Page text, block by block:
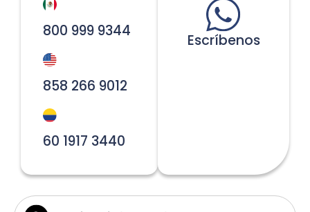
800 999 9344
858 266 9012
60 1917 3440
Escríbenos